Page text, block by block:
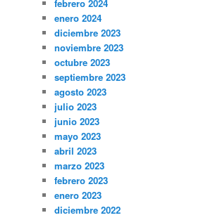
febrero 2024
enero 2024
diciembre 2023
noviembre 2023
octubre 2023
septiembre 2023
agosto 2023
julio 2023
junio 2023
mayo 2023
abril 2023
marzo 2023
febrero 2023
enero 2023
diciembre 2022